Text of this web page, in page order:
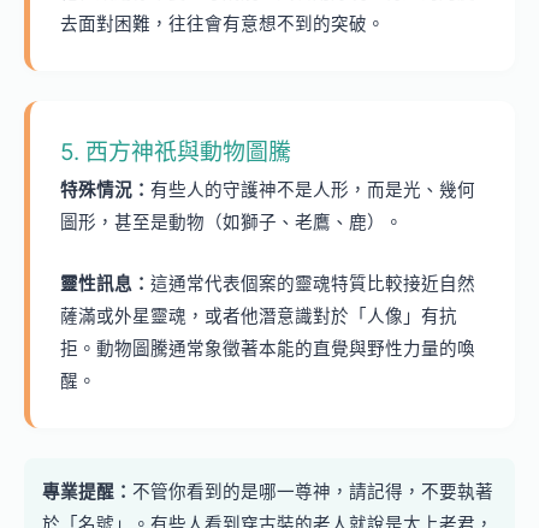
去面對困難，往往會有意想不到的突破。
5. 西方神祇與動物圖騰
特殊情況： 有些人的守護神不是人形，而是光、幾何
圖形，甚至是動物（如獅子、老鷹、鹿）。
靈性訊息： 這通常代表個案的靈魂特質比較接近自然
薩滿或外星靈魂，或者他潛意識對於「人像」有抗
拒。動物圖騰通常象徵著本能的直覺與野性力量的喚
醒。
專業提醒： 不管你看到的是哪一尊神，請記得，不要執著